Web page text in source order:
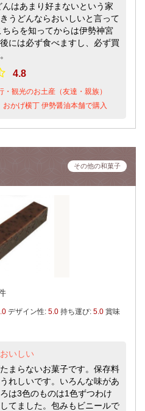
はあまり好まないという家
うどんならおいしいと言って
ちらを知ってからは伊勢神宮
には必ず食べますし、必ず買
4.8
・観光のお土産（友達・親族）
おかげ横丁 伊勢醤油本舗で購入
その他の和菓子
デザイン性: 5.0 持ち運び: 5.0 賞味
いしい
まらないお菓子です。保存料
れしいです。いろんな味があ
は3色のものは1色ずつわけ
てました。包みもビニールで